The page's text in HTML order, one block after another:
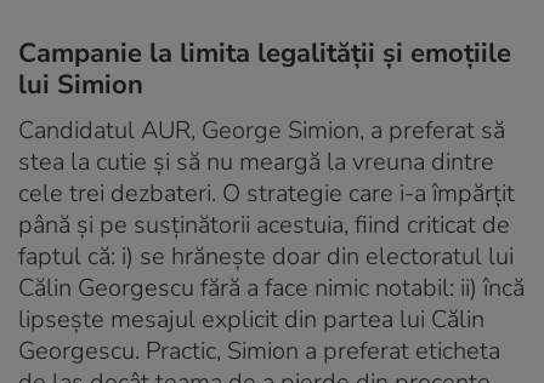
Campanie la limita legalității și emoțiile
lui Simion
Candidatul AUR, George Simion, a preferat să
stea la cutie și să nu meargă la vreuna dintre
cele trei dezbateri. O strategie care i-a împărțit
până și pe susținătorii acestuia, fiind criticat de
faptul că: i) se hrănește doar din electoratul lui
Călin Georgescu fără a face nimic notabil: ii) încă
lipsește mesajul explicit din partea lui Călin
Georgescu. Practic, Simion a preferat eticheta